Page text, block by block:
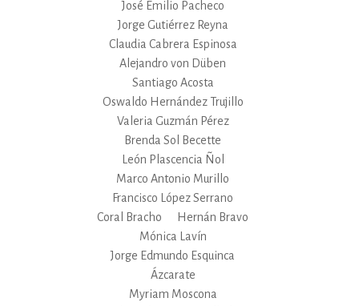
José Emilio Pacheco
Jorge Gutiérrez Reyna
Claudia Cabrera Espinosa
Alejandro von Düben
Santiago Acosta
Oswaldo Hernández Trujillo
Valeria Guzmán Pérez
Brenda Sol Becette
León Plascencia Ñol
Marco Antonio Murillo
Francisco López Serrano
Coral Bracho
Hernán Bravo
Mónica Lavín
Jorge Edmundo Esquinca
Ázcarate
Myriam Moscona